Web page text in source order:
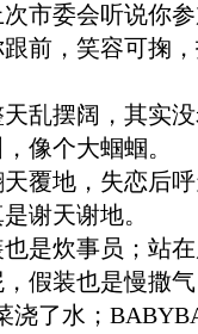
市委会听说你
前，笑容可掬
乱摆阔，其实
像个大蝈蝈。
覆地，失恋后
谢天谢地。
是炊事员；站
假装也是慢撒
浇了水；